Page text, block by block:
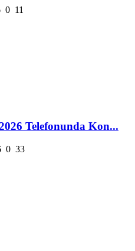
0 11
Telefonunda Kon...
0 33